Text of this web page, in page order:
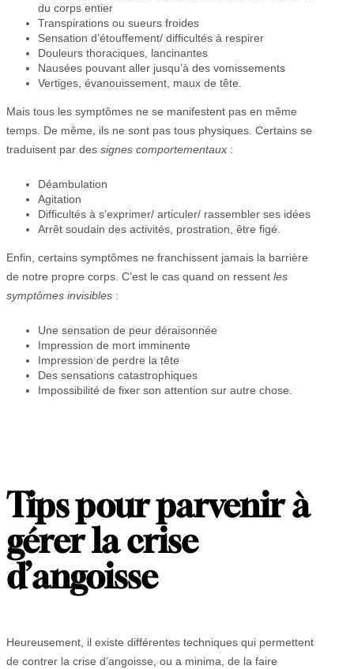
du corps entier
Transpirations ou sueurs froides
Sensation d’étouffement/ difficultés à respirer
Douleurs thoraciques, lancinantes
Nausées pouvant aller jusqu’à des vomissements
Vertiges, évanouissement, maux de tête.
Mais tous les symptômes ne se manifestent pas en même
temps. De même, ils ne sont pas tous physiques. Certains se
traduisent par des signes comportementaux :
Déambulation
Agitation
Difficultés à s’exprimer/ articuler/ rassembler ses idées
Arrêt soudain des activités, prostration, être figé.
Enfin, certains symptômes ne franchissent jamais la barrière
de notre propre corps. C’est le cas quand on ressent les
symptômes invisibles :
Une sensation de peur déraisonnée
Impression de mort imminente
Impression de perdre la tête
Des sensations catastrophiques
Impossibilité de fixer son attention sur autre chose.
Tips pour parvenir à
gérer la crise
d’angoisse
Heureusement, il existe différentes techniques qui permettent
de contrer la crise d’angoisse, ou a minima, de la faire